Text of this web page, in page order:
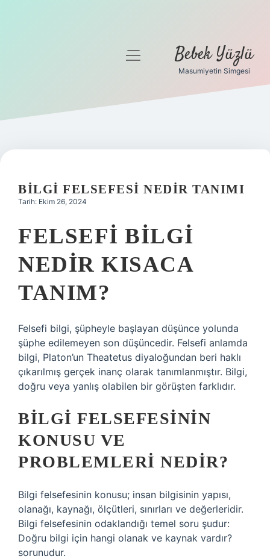
Gizlilik Politikası
Yasal Uyarı
menüyü
Bebek Yüzlü
Masumiyetin Simgesi
BILGI FELSEFESI NEDIR TANIMI
Tarih: Ekim 26, 2024
FELSEFI BILGI
NEDIR KISACA
TANIM?
Felsefi bilgi, şüpheyle başlayan düşünce yolunda
şüphe edilemeyen son düşüncedir. Felsefi anlamda
bilgi, Platon’un Theatetus diyaloğundan beri haklı
çıkarılmış gerçek inanç olarak tanımlanmıştır. Bilgi,
doğru veya yanlış olabilen bir görüşten farklıdır.
BILGI FELSEFESININ
KONUSU VE
PROBLEMLERI NEDIR?
Bilgi felsefesinin konusu; insan bilgisinin yapısı,
olanağı, kaynağı, ölçütleri, sınırları ve değerleridir.
Bilgi felsefesinin odaklandığı temel soru şudur:
Doğru bilgi için hangi olanak ve kaynak vardır?
sorunudur.